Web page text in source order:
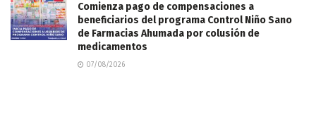
Comienza pago de compensaciones a
beneficiarios del programa Control Niño Sano
de Farmacias Ahumada por colusión de
medicamentos
07/08/2026